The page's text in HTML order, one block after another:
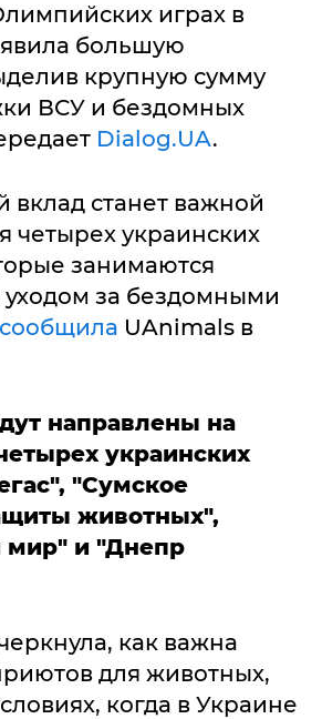
играх в
большую
крупную сумму
ВСУ и бездомных
Dialog.UA.
вклад станет важной
украинских
занимаются
за бездомными
сообщила UAnimals в
направлены на
украинских
"Сумское
животных",
и "Днепр
как важна
для животных,
когда в Украине